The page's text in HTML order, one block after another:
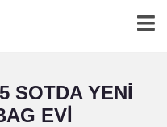
SOTDA YENI
EVI